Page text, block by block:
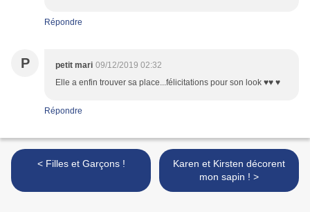
Répondre
P petit mari 09/12/2019 02:32
Elle a enfin trouver sa place...félicitations pour son look ♥♥ ♥
Répondre
< Filles et Garçons !
Karen et Kirsten décorent
mon sapin ! >